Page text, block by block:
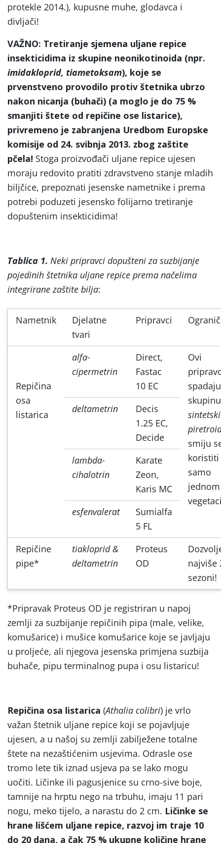
protekle 2014.), kupusne muhe, glodavca i
divljači!
VAŽNO: Tretiranje sjemena uljane repice
insekticidima iz skupine neonikotinoida (npr.
imidakloprid, tiametoksam), koje se
prvenstveno provodilo protiv štetnika ubrzo
nakon nicanja (buhači) (a moglo je do 75 %
smanjiti štete od repičine ose listarice),
privremeno je zabranjena Uredbom Europske
komisije od 24. svibnja 2013. zbog zaštite
pčela! Stoga proizvođači uljane repice ujesen
moraju redovito pratiti zdravstveno stanje mladih
biljčice, prepoznati jesenske nametnike i prema
potrebi poduzeti jesensko folijarno tretiranje
dopuštenim insekticidima!
Tablica 1. Neki pripravci dopušteni za suzbijanje
pojedinih štetnika uljane repice prema načelima
integrirane zaštite bilja:
Nametnik
Djelatne
tvari
Pripravci
Repičina
osa
listarica
alfa-
cipermetrin
Direct,
Fastac
10 EC
Ovi
skupinu
smiju
koristiti
samo
deltametrin
Decis
1.25 EC,
Decide
lambda-
cihalotrin
Karate
Zeon,
Karis MC
esfenvalerat
Sumialfa
5 FL
Repičine
pipe*
tiakloprid &
deltametrin
Proteus
OD
najviše
sezoni!
*Pripravak Proteus OD je registriran u napoj
zemlji za suzbijanje repičinih pipa (male, velike,
komušarice) i mušice komušarice koje se javljaju
u proljeće, ali njegova jesenska primjena suzbija
buhače, pipu terminalnog pupa i osu listaricu!
Repičina osa listarica (Athalia colibri) je vrlo
važan štetnik uljane repice koji se pojavljuje
ujesen, a u našoj su zemlji zabilježene totalne
štete na nezaštićenim usjevima. Odrasle ose
tromo lete tik iznad usjeva pa se lako mogu
uočiti. Ličinke ili pagusjenice su crno-sive boje,
tamnije na hrptu nego na trbuhu, imaju 11 pari
nogu, meko tijelo, a narastu do 2 cm. Ličinke se
hrane lišćem uljane repice, razvoj im traje 10
do 20 dana, a čak 75 % ukupne količine hrane